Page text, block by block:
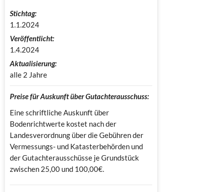
Stichtag:
1.1.2024
Veröffentlicht:
1.4.2024
Aktualisierung:
alle 2 Jahre
Preise für Auskunft über Gutachterausschuss:
Eine schriftliche Auskunft über
Bodenrichtwerte kostet nach der
Landesverordnung über die Gebühren der
Vermessungs- und Katasterbehörden und
der Gutachterausschüsse je Grundstück
zwischen 25,00 und 100,00€.